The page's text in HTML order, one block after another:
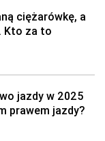
ciężarówkę, a
Kto za to
jazdy w 2025
prawem jazdy?